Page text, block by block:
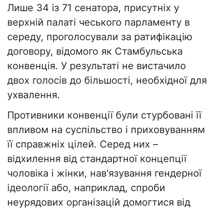
Лише 34 із 71 сенатора, присутніх у
верхній палаті чеського парламенту в
середу, проголосували за ратифікацію
договору, відомого як Стамбульська
конвенція. У результаті не вистачило
двох голосів до більшості, необхідної для
ухвалення.
Противники конвенції були стурбовані її
впливом на суспільство і приховуванням
її справжніх цілей. Серед них –
відхилення від стандартної концепції
чоловіка і жінки, нав'язування гендерної
ідеології або, наприклад, спроби
неурядових організацій домогтися від